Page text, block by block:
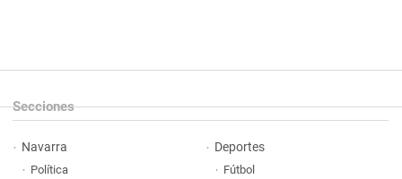
Secciones
Navarra
Política
Deportes
Fútbol